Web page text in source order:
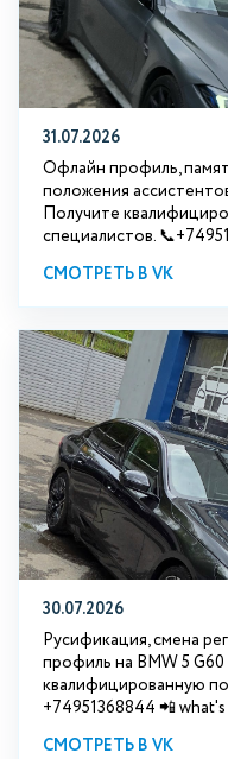
31.07.2026
Офлайн профиль,
положения
Получите
специалистов.
СМОТРЕТЬ В VK
30.07.2026
Русификация, смена
профиль на BMW 5
квалифицированную
+74951368844 📲
СМОТРЕТЬ В VK